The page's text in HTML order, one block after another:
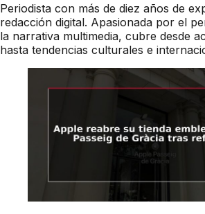
Periodista con más de diez años de
redacción digital. Apasionada por el
la narrativa multimedia, cubre desde
hasta tendencias culturales e